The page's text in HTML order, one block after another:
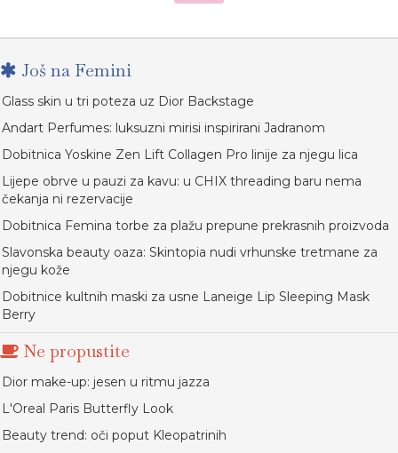
Još na Femini
Glass skin u tri poteza uz Dior Backstage
Andart Perfumes: luksuzni mirisi inspirirani Jadranom
Dobitnica Yoskine Zen Lift Collagen Pro linije za njegu lica
Lijepe obrve u pauzi za kavu: u CHIX threading baru nema
čekanja ni rezervacije
Dobitnica Femina torbe za plažu prepune prekrasnih proizvoda
Slavonska beauty oaza: Skintopia nudi vrhunske tretmane za
njegu kože
Dobitnice kultnih maski za usne Laneige Lip Sleeping Mask
Berry
Ne propustite
Dior make-up: jesen u ritmu jazza
L'Oreal Paris Butterfly Look
Beauty trend: oči poput Kleopatrinih